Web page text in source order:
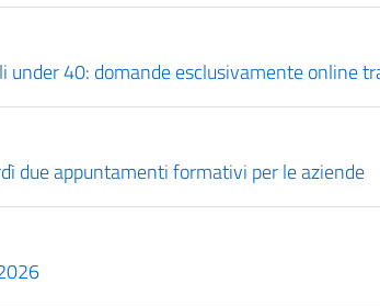
40: domande esclusivamente online
due appuntamenti formativi per le aziende